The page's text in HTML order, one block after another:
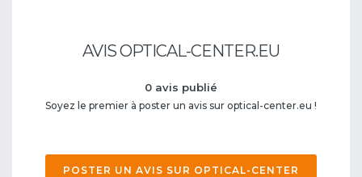
AVIS OPTICAL-CENTER.EU
0 avis publié
Soyez le premier à poster un avis sur optical-center.eu !
POSTER UN AVIS SUR OPTICAL-CENTER